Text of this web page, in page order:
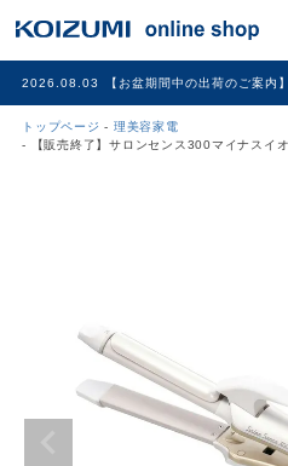
2026.08.03 【お盆期間中の出荷のご案内
トップページ
理美容家電
【販売終了】サロンセンス300マイナス
WEB限定品
冷暖房家電